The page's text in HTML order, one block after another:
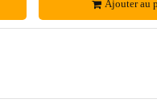
Ajouter au